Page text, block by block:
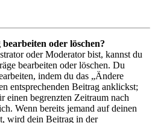
oder löschen?
oder Moderator bist, kannst du
bearbeiten oder löschen. Du
indem du das „Ändere
entsprechenden Beitrag anklickst;
einen begrenzten Zeitraum nach
Wenn bereits jemand auf deinen
wird dein Beitrag in der